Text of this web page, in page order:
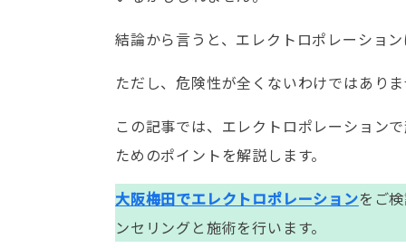
結論から言うと、エレクトロポレーショ
ただし、危険性が全くないわけではあり
この記事では、エレクトロポレーション
ためのポイントを解説します。
大阪梅田でエレクトロポレーションをご
ンセリングと施術を行います。